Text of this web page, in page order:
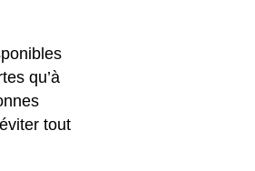
qu’à
tout